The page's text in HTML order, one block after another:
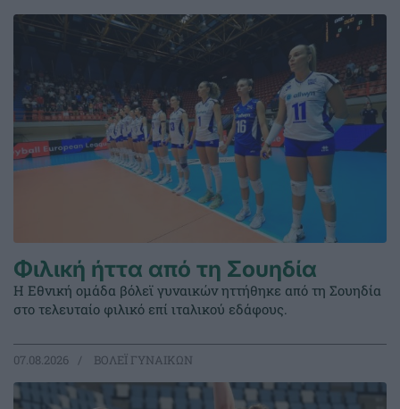
Φιλική ήττα από τη Σουηδία
Η Εθνική ομάδα βόλεϊ γυναικών ηττήθηκε από τη Σουηδία
στο τελευταίο φιλικό επί ιταλικού εδάφους.
07.08.2026 ΒΟΛΕΪ ΓΥΝΑΙΚΩΝ